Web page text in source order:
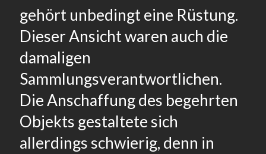
gehört unbedingt eine Rüstung.
Dieser Ansicht waren auch die
damaligen
Sammlungsverantwortlichen.
Die Anschaffung des begehrten
Objekts gestaltete sich
allerdings schwierig, denn in